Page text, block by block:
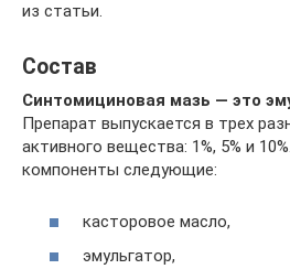
из статьи.
Состав
Синтомициновая мазь — это
Препарат выпускается в трех
активного вещества: 1%, 5% и
компоненты следующие:
касторовое масло,
эмульгатор,